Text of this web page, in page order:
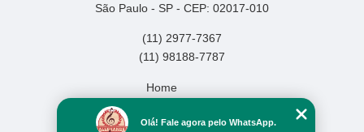
São Paulo - SP - CEP: 02017-010
(11) 2977-7367
(11) 98188-7787
Home
Missão
Olá! Fale agora pelo WhatsApp.